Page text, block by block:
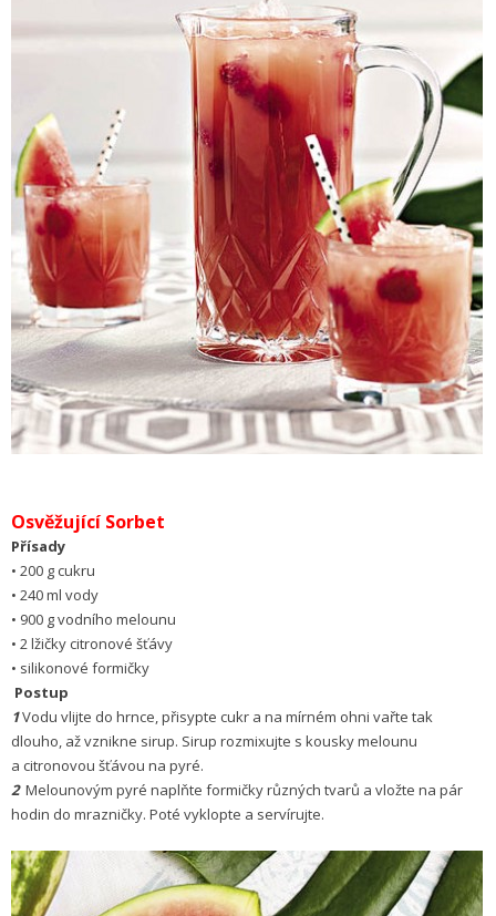
Osvěžující Sorbet
Přísady
• 200 g cukru
• 240 ml vody
• 900 g vodního melounu
• 2 lžičky citronové šťávy
• silikonové formičky
Postup
1Vodu vlijte do hrnce, přisypte cukr a na mírném ohni vařte tak
dlouho, až vznikne sirup. Sirup rozmixujte s kousky melounu
a citronovou šťávou na pyré.
2 Melounovým pyré naplňte formičky různých tvarů a vložte na pár
hodin do mrazničky. Poté vyklopte a servírujte.